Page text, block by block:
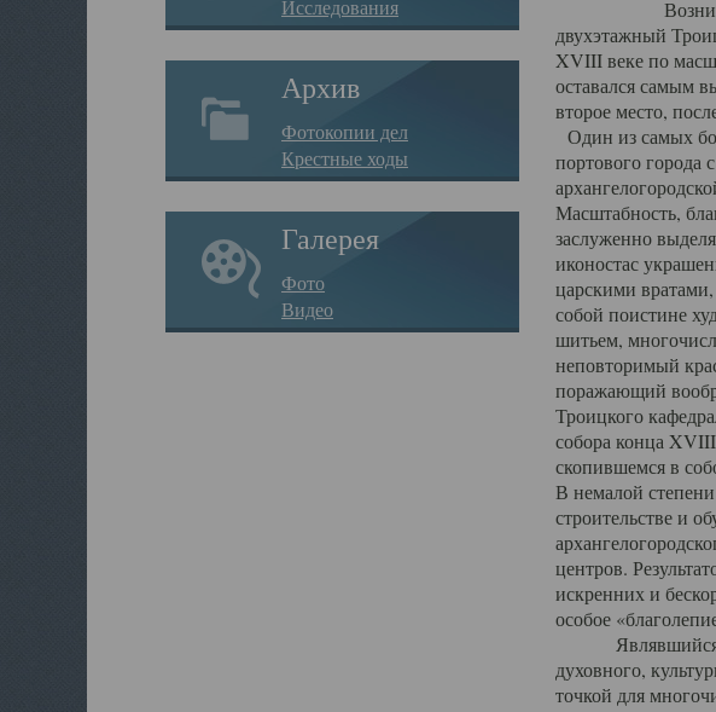
Исследования
Архив
Фотокопии дел
Крестные ходы
Галерея
Фото
Видео
Возникнув в
двухэтажный
XVIII веке по
оставался самым
второе место,
Один из самых
портового
Масштабность,
заслуженно
иконостас
царскими
собой поистине
шитьем,
неповторимый
поражающий
Троицкого
собора конца
скопившемся в
В немалой
строительстве и
центров.
искренних и
особое
Являвшийся
духовного,
точкой для